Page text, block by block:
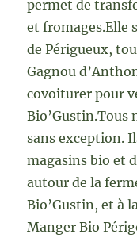
permet de
et fromages.Elle
de Périgueux,
Gagnou
covoiturer pour
Bio’Gustin.Tous
sans exception.
magasins bio et
autour de la
Bio’Gustin, et à
Manger Bio